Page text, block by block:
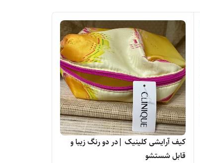
کیف آرایشی کلینیک |در دو رنگ زیبا و
قابل شستشو